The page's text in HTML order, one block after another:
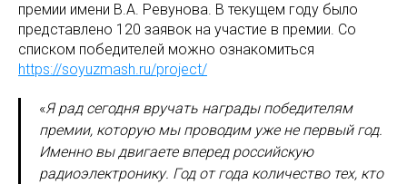
премии имени В.А. Ревунова. В текущем году было
представлено 120 заявок на участие в премии. Со
списком победителей можно ознакомиться
https://soyuzmash.ru/project/
«Я рад сегодня вручать награды победителям
премии, которую мы проводим уже не первый год.
Именно вы двигаете вперед российскую
радиоэлектронику. Год от года количество тех, кто